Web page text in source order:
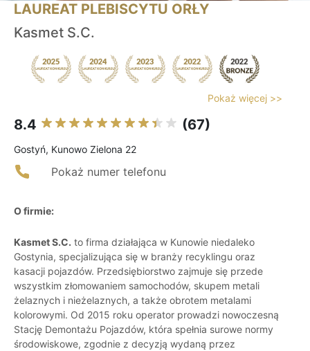
LAUREAT PLEBISCYTU ORŁY
Kasmet S.C.
Pokaż więcej >>
8.4 (67)
Gostyń, Kunowo Zielona 22
Pokaż numer telefonu
O firmie:
Kasmet S.C. to firma działająca w Kunowie niedaleko
Gostynia, specjalizująca się w branży recyklingu oraz
kasacji pojazdów. Przedsiębiorstwo zajmuje się przede
wszystkim złomowaniem samochodów, skupem metali
żelaznych i nieżelaznych, a także obrotem metalami
kolorowymi. Od 2015 roku operator prowadzi nowoczesną
Stację Demontażu Pojazdów, która spełnia surowe normy
środowiskowe, zgodnie z decyzją wydaną przez